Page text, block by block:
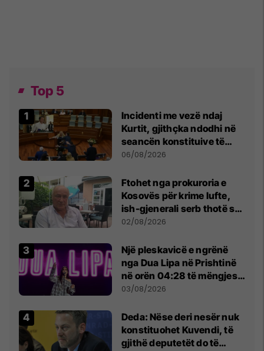
Top 5
Incidenti me vezë ndaj
Kurtit, gjithçka ndodhi në
seancën konstituive të
Kuvendit
06/08/2026
Ftohet nga prokuroria e
Kosovës për krime lufte,
ish-gjenerali serb thotë se
dikush e tradhtoi në
02/08/2026
Një pleskavicë e ngrënë
nga Dua Lipa në Prishtinë
në orën 04:28 të mëngjesit
- dhe bota digjitale serbe
03/08/2026
Deda: Nëse deri nesër nuk
konstituohet Kuvendi, të
gjithë deputetët do të